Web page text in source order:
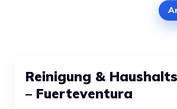
Reinigung &
– Fuerteventura